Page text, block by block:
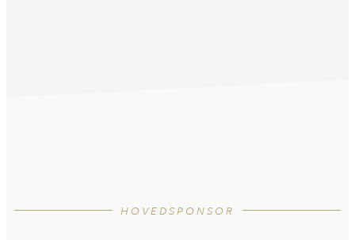
HOVEDSPONSOR